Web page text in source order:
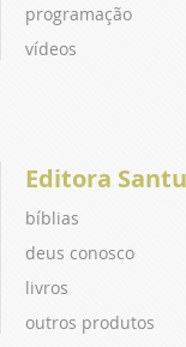
programação
vídeos
Editora
bíblias
deus conosco
livros
outros produtos